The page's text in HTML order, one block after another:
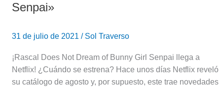
Senpai»
31 de julio de 2021 / Sol Traverso
¡Rascal Does Not Dream of Bunny Girl Senpai llega a
Netflix! ¿Cuándo se estrena? Hace unos días Netflix reveló
su catálogo de agosto y, por supuesto, este trae novedades